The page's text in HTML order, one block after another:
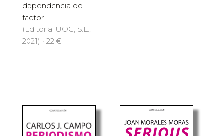
dependencia de
factor...
(Editorial UOC, S.L.,
2021) · 22 €